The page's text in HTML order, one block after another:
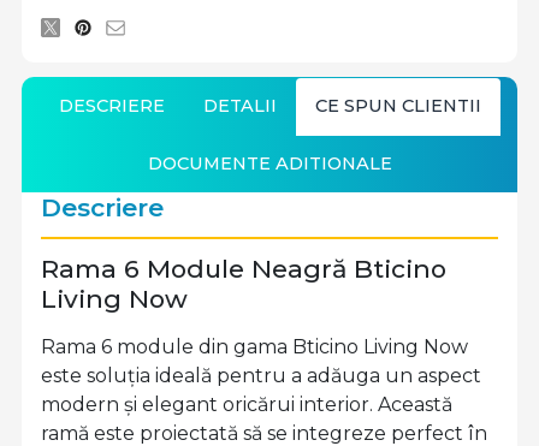
DESCRIERE DETALII CE SPUN CLIENTII
DOCUMENTE ADITIONALE
Descriere
Rama 6 Module Neagră Bticino
Living Now
Rama 6 module din gama Bticino Living Now
este soluția ideală pentru a adăuga un aspect
modern și elegant oricărui interior. Această
ramă este proiectată să se integreze perfect în